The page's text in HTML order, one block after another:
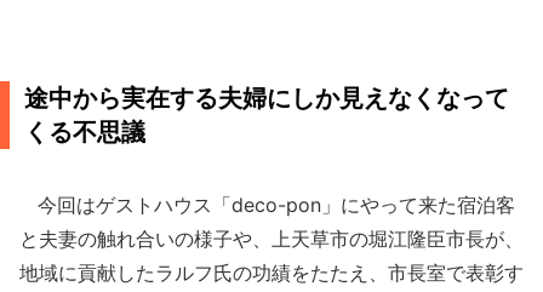
途中から実在する夫婦にしか見えなくなって
くる不思議
今回はゲストハウス「deco-pon」にやって来た宿泊客
と夫妻の触れ合いの様子や、上天草市の堀江隆臣市長が、
地域に貢献したラルフ氏の功績をたたえ、市長室で表彰す